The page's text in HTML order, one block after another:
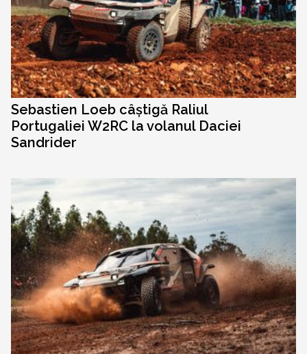
Sebastien Loeb câștigă Raliul
Portugaliei W2RC la volanul Daciei
Sandrider